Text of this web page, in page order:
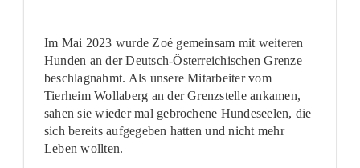
Im Mai 2023 wurde Zoé gemeinsam mit weiteren
Hunden an der Deutsch-Österreichischen Grenze
beschlagnahmt. Als unsere Mitarbeiter vom
Tierheim Wollaberg an der Grenzstelle ankamen,
sahen sie wieder mal gebrochene Hundeseelen, die
sich bereits aufgegeben hatten und nicht mehr
Leben wollten.